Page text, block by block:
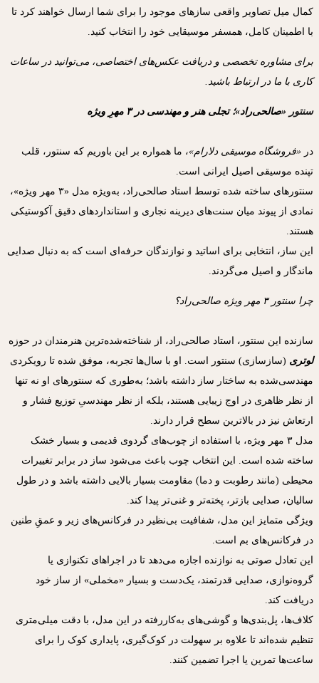
کمال میل تصاویر واقعی سازهای موجود را برای شما ارسال خواهند کرد تا
با اطمینان کامل، همسفر موسیقایی خود را انتخاب کنید.
برای مشاوره تخصصی و دریافت عکس‌های اختصاصی، می‌توانید در ساعات
کاری با ما در ارتباط باشید.
سنتور «صالحی‌راد»؛ تجلی هنر و مهندسی در ۳ مهرِ ویژه
در «فروشگاه موسیقی دلارام»، ما همواره بر این باوریم که سنتور، قلب
تپنده موسیقی اصیل ایرانی است.
سنتورهای ساخته شده توسط استاد صالحی‌راد، به‌ویژه مدل «۳ مهر ویژه»،
نمادی از پیوند میان سنت‌های دیرینه نجاری و استانداردهای دقیق آکوستیکی
هستند.
این ساز، انتخابی برای اساتید و نوازندگان حرفه‌ای است که به دنبال صدایی
ماندگار و اصیل می‌گردند.
چرا سنتور ۳ مهر ویژه صالحی‌راد؟
سازنده این سنتور، استاد صالحی‌راد، از شناخته‌شده‌ترین هنرمندان در حوزه
لوتری (سازسازی) سنتور است. او با سال‌ها تجربه، موفق شده تا رویکردی
مهندسی‌شده به ساختار ساز داشته باشد؛ به‌طوری که سنتورهای او نه تنها
از نظر ظاهری در اوج زیبایی هستند، بلکه از نظر مهندسیِ توزیع فشار و
ارتعاش نیز در بالاترین سطح قرار دارند.
مدل ۳ مهر ویژه، با استفاده از چوب‌های گردوی قدیمی و بسیار خشک
ساخته شده است. این انتخاب چوب باعث می‌شود ساز در برابر تغییرات
محیطی (مانند رطوبت و دما) مقاومت بسیار بالایی داشته باشد و در طول
سالیان، صدایی بازتر، پخته‌تر و غنی‌تر پیدا کند.
ویژگی متمایز این مدل، شفافیت بی‌نظیر در فرکانس‌های زیر و عمقِ طنین
در فرکانس‌های بم است.
این تعادل صوتی به نوازنده اجازه می‌دهد تا در اجراهای تکنوازی یا
گروه‌نوازی، صدایی قدرتمند، یک‌دست و بسیار «مخملی» از ساز خود
دریافت کند.
کلاف‌ها، پل‌بندی‌ها و گوشی‌های به‌کاررفته در این مدل، با دقت میلی‌متری
تنظیم شده‌اند تا علاوه بر سهولت در کوک‌گیری، پایداری کوک را برای
ساعت‌ها تمرین یا اجرا تضمین کنند.